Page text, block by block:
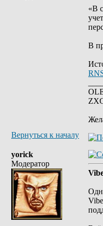
«В
В
Вернуться к началу
yorick
Модератор